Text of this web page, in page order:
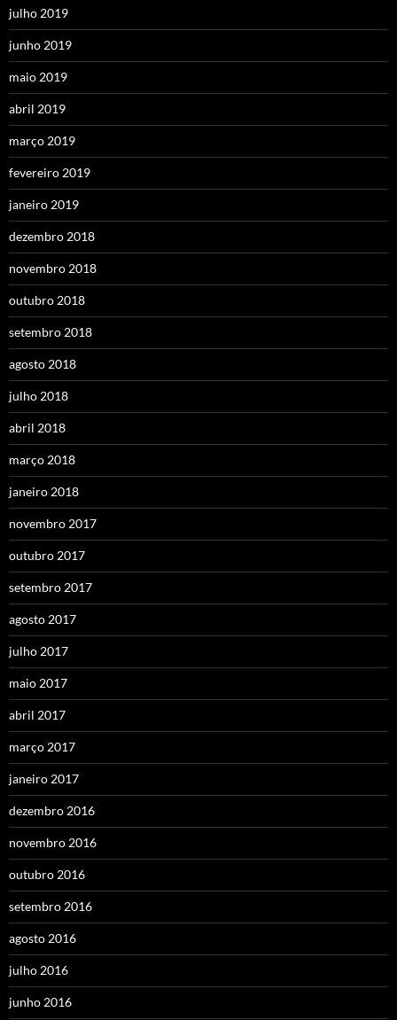
julho 2019
junho 2019
maio 2019
abril 2019
março 2019
fevereiro 2019
janeiro 2019
dezembro 2018
novembro 2018
outubro 2018
setembro 2018
agosto 2018
julho 2018
abril 2018
março 2018
janeiro 2018
novembro 2017
outubro 2017
setembro 2017
agosto 2017
julho 2017
maio 2017
abril 2017
março 2017
janeiro 2017
dezembro 2016
novembro 2016
outubro 2016
setembro 2016
agosto 2016
julho 2016
junho 2016